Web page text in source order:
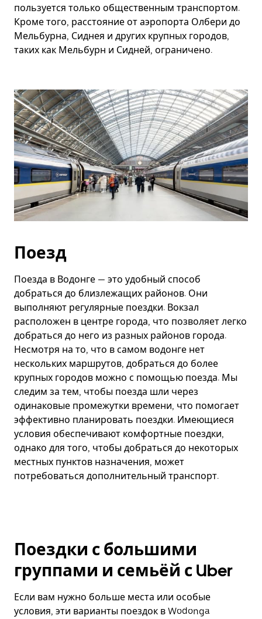
пользуется только общественным транспортом.
Кроме того, расстояние от аэропорта Олбери до
Мельбурна, Сиднея и других крупных городов,
таких как Мельбурн и Сидней, ограничено.
Поезд
Поезда в Водонге — это удобный способ
добраться до близлежащих районов. Они
выполняют регулярные поездки. Вокзал
расположен в центре города, что позволяет легко
добраться до него из разных районов города.
Несмотря на то, что в самом водонге нет
нескольких маршрутов, добраться до более
крупных городов можно с помощью поезда. Мы
следим за тем, чтобы поезда шли через
одинаковые промежутки времени, что помогает
эффективно планировать поездки. Имеющиеся
условия обеспечивают комфортные поездки,
однако для того, чтобы добраться до некоторых
местных пунктов назначения, может
потребоваться дополнительный транспорт.
Поездки с большими
группами и семьёй с Uber
Если вам нужно больше места или особые
условия, эти варианты поездок в Wodonga